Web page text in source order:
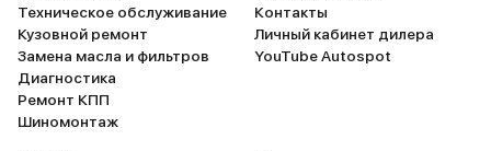
Техническое обслуживание
Кузовной ремонт
Замена масла и фильтров
Диагностика
Ремонт КПП
Шиномонтаж
Контакты
Личный кабинет дилера
YouTube Autospot